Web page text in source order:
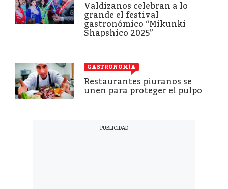
Valdizanos celebran a lo
grande el festival
gastronómico “Mikunki
Shapshico 2025”
GASTRONOMÍA
Restaurantes piuranos se
unen para proteger el pulpo